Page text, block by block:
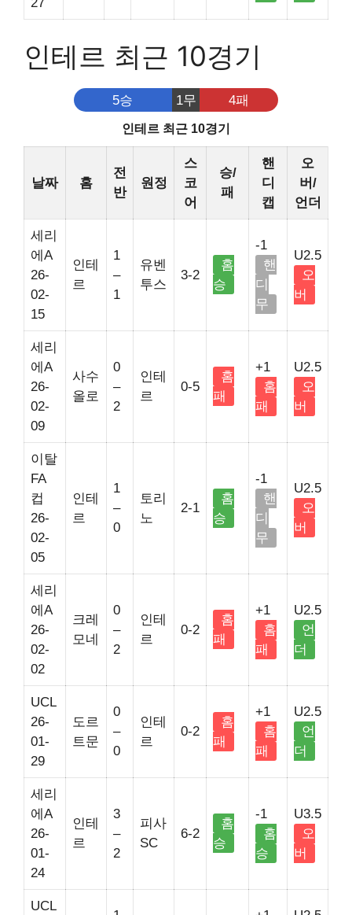
인테르 최근 10경기
5승 1무 4패
인테르 최근 10경기
날짜 홈
전
반
원정
스
코
어
승/
패
핸
디
캡
오
버/
언더
세리
에A
26-
02-
15
인테
르
1
–
1
유벤
투스
3-2
홈
승
-1
핸
디
무
U2.5
오
버
세리
에A
26-
02-
09
사수
올로
0
–
2
인테
르
0-5
홈
패
+1
홈
패
U2.5
오
버
이탈
FA
컵
26-
02-
05
인테
르
1
–
0
토리
노
2-1
홈
승
-1
핸
디
무
U2.5
오
버
세리
에A
26-
02-
02
크레
모네
0
–
2
인테
르
0-2
홈
패
+1
홈
패
U2.5
언
더
UCL
26-
01-
29
도르
트문
0
–
0
인테
르
0-2
홈
패
+1
홈
패
U2.5
언
더
세리
에A
26-
01-
24
인테
르
3
–
2
피사
SC
6-2
홈
승
-1
홈
승
U3.5
오
버
UCL